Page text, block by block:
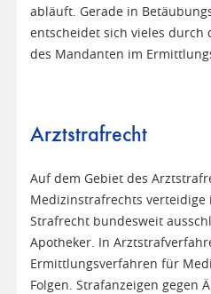
abläuft. Gerade in
entscheidet sich vieles durch
des Mandanten im
Arztstrafrecht
Auf dem Gebiet des
Medizinstrafrechts verteidige
Strafrecht bundesweit
Apotheker. In
Ermittlungsverfahren für
Folgen. Strafanzeigen gegen